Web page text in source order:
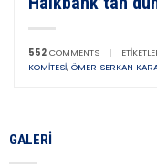
552 COMMENTS |
KOMITESI, ÖMER SERKAN
GALERI